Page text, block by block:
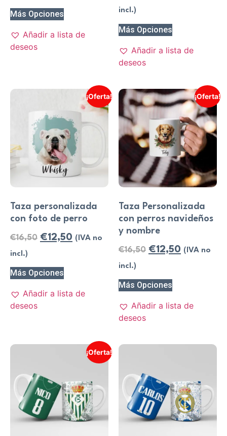
Más Opciones
Añadir a lista de
deseos
incl.)
Más Opciones
Añadir a lista de
deseos
¡Oferta!
Taza personalizada
con foto de perro
€16,50 €12,50 (IVA no
incl.)
Más Opciones
Añadir a lista de
deseos
¡Oferta!
Taza Personalizada
con perros navideños
y nombre
€16,50 €12,50 (IVA no
incl.)
Más Opciones
Añadir a lista de
deseos
¡Oferta!